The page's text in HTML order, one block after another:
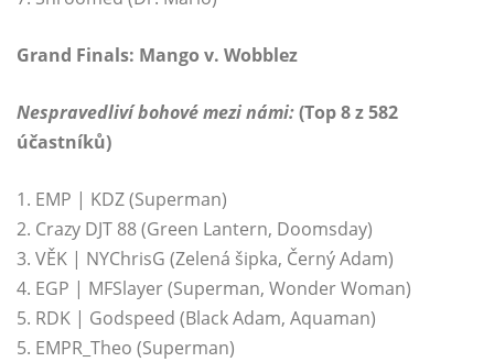
Grand Finals: Mango v. Wobblez
Nespravedliví bohové mezi námi:(Top 8 z 582
účastníků)
1. EMP | KDZ (Superman)
2. Crazy DJT 88 (Green Lantern, Doomsday)
3. VĚK | NYChrisG (Zelená šipka, Černý Adam)
4. EGP | MFSlayer (Superman, Wonder Woman)
5. RDK | Godspeed (Black Adam, Aquaman)
5. EMPR_Theo (Superman)